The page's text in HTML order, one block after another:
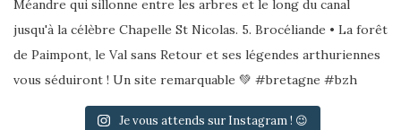
Je vous attends sur Instagram ! 😉